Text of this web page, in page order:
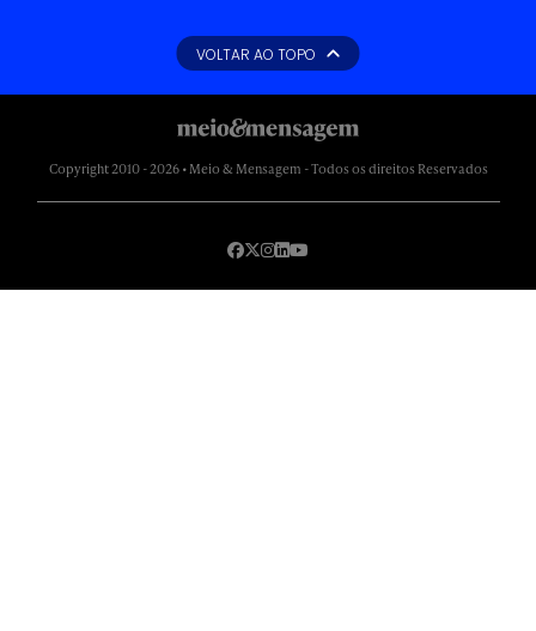
VOLTAR AO TOPO
Copyright 2010 - 2026 • Meio & Mensagem - Todos os direitos Reservados